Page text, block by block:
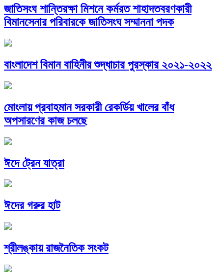
জাতিসংঘ শান্তিরক্ষা মিশনে কর্মরত শাহাদতবরণকারী
বিমানসেনার পরিবারকে জাতিসংঘ সম্মাননা পদক
বাংলাদেশ বিমান বাহিনীর শুদ্ধাচার পুরস্কার ২০২১-২০২২
মোংলায় প্রবাহমান সরকারী রেকর্ডিয় খালের বাঁধ
অপসারণের কাজ চলছে
ঈদে ট্রেন যাত্রা
ঈদের গরুর হাট
শ্রীলঙ্কায় রাজনৈতিক সংকট